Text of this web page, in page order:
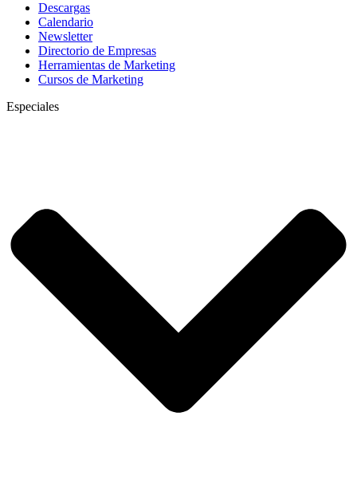
Descargas
Calendario
Newsletter
Directorio de Empresas
Herramientas de Marketing
Cursos de Marketing
Especiales